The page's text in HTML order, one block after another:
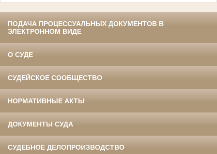
ПОДАЧА ПРОЦЕССУАЛЬНЫХ ДОКУМЕНТОВ В
ЭЛЕКТРОННОМ ВИДЕ
О СУДЕ
СУДЕЙСКОЕ СООБЩЕСТВО
НОРМАТИВНЫЕ АКТЫ
ДОКУМЕНТЫ СУДА
СУДЕБНОЕ ДЕЛОПРОИЗВОДСТВО